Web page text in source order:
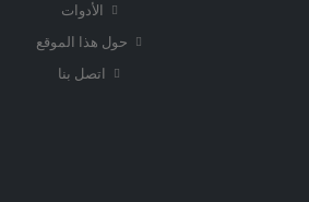
الأدوات
حول هذا الموقع
اتصل بنا